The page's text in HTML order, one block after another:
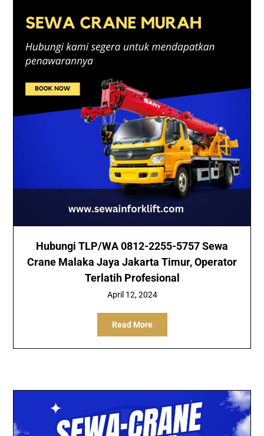
Hubungi TLP/WA 0812-2255-5757 Sewa
Crane Malaka Jaya Jakarta Timur, Operator
Terlatih Profesional
April 12, 2024
Read More